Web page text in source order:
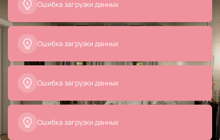
Ошибка загрузки данных
Ошибка загрузки данных
Ошибка загрузки данных
Ошибка загрузки данных
Все Люстры Подвесные светильники